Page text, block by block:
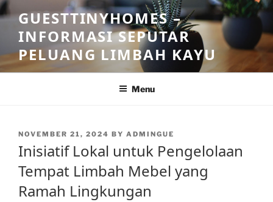
Skip
to
content
GUESTTINYHOMES –
INFORMASI SEPUTAR
PELUANG LIMBAH KAYU
Menu
POSTED
NOVEMBER 21, 2024 BY ADMINGUE
Inisiatif Lokal untuk Pengelolaan
Tempat Limbah Mebel yang
Ramah Lingkungan